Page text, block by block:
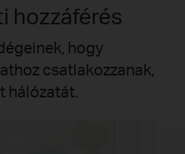
hozzáférés
hogy
csatlakozzanak,
hálózatát.